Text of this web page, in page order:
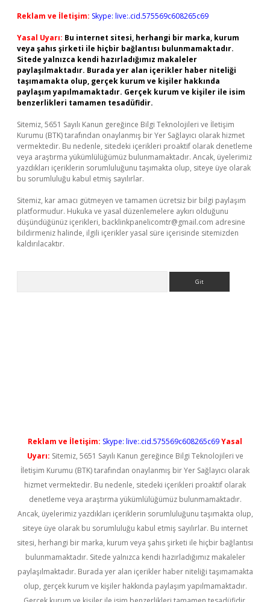
Reklam ve İletişim: Skype: live:.cid.575569c608265c69
Yasal Uyarı: Bu internet sitesi, herhangi bir marka, kurum
veya şahıs şirketi ile hiçbir bağlantısı bulunmamaktadır.
Sitede yalnızca kendi hazırladığımız makaleler
paylaşılmaktadır. Burada yer alan içerikler haber niteliği
taşımamakta olup, gerçek kurum ve kişiler hakkında
paylaşım yapılmamaktadır. Gerçek kurum ve kişiler ile isim
benzerlikleri tamamen tesadüfidir.
Sitemiz, 5651 Sayılı Kanun gereğince Bilgi Teknolojileri ve İletişim
Kurumu (BTK) tarafından onaylanmış bir Yer Sağlayıcı olarak hizmet
vermektedir. Bu nedenle, sitedeki içerikleri proaktif olarak denetleme
veya araştırma yükümlülüğümüz bulunmamaktadır. Ancak, üyelerimiz
yazdıkları içeriklerin sorumluluğunu taşımakta olup, siteye üye olarak
bu sorumluluğu kabul etmiş sayılırlar.
Sitemiz, kar amacı gütmeyen ve tamamen ücretsiz bir bilgi paylaşım
platformudur. Hukuka ve yasal düzenlemelere aykırı olduğunu
düşündüğünüz içerikleri, backlinkpanelicomtr@gmail.com adresine
bildirmeniz halinde, ilgili içerikler yasal süre içerisinde sitemizden
kaldırılacaktır.
Reklam ve İletişim: Skype: live:.cid.575569c608265c69Yasal
Uyarı: Sitemiz, 5651 Sayılı Kanun gereğince Bilgi Teknolojileri ve
İletişim Kurumu (BTK) tarafından onaylanmış bir Yer Sağlayıcı olarak
hizmet vermektedir. Bu nedenle, sitedeki içerikleri proaktif olarak
denetleme veya araştırma yükümlülüğümüz bulunmamaktadır.
Ancak, üyelerimiz yazdıkları içeriklerin sorumluluğunu taşımakta olup,
siteye üye olarak bu sorumluluğu kabul etmiş sayılırlar. Bu internet
sitesi, herhangi bir marka, kurum veya şahıs şirketi ile hiçbir bağlantısı
bulunmamaktadır. Sitede yalnızca kendi hazırladığımız makaleler
paylaşılmaktadır. Burada yer alan içerikler haber niteliği taşımamakta
olup, gerçek kurum ve kişiler hakkında paylaşım yapılmamaktadır.